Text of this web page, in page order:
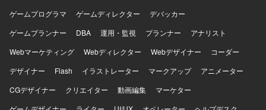
ゲームプログラマ
ゲームディレクター
デバッカー
ゲームプランナー
DBA 運用・監視 プランナー
アナリスト
Webマーケティング
Webディレクター Webデザイナー
コーダー
デザイナー
Flash イラストレーター マークアップ
アニメーター
CGデザイナー
クリエイター 動画編集
マーケター